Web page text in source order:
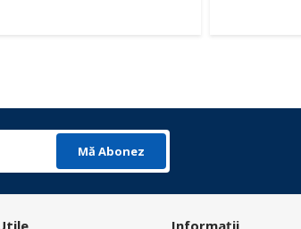
Mă Abonez
Informații